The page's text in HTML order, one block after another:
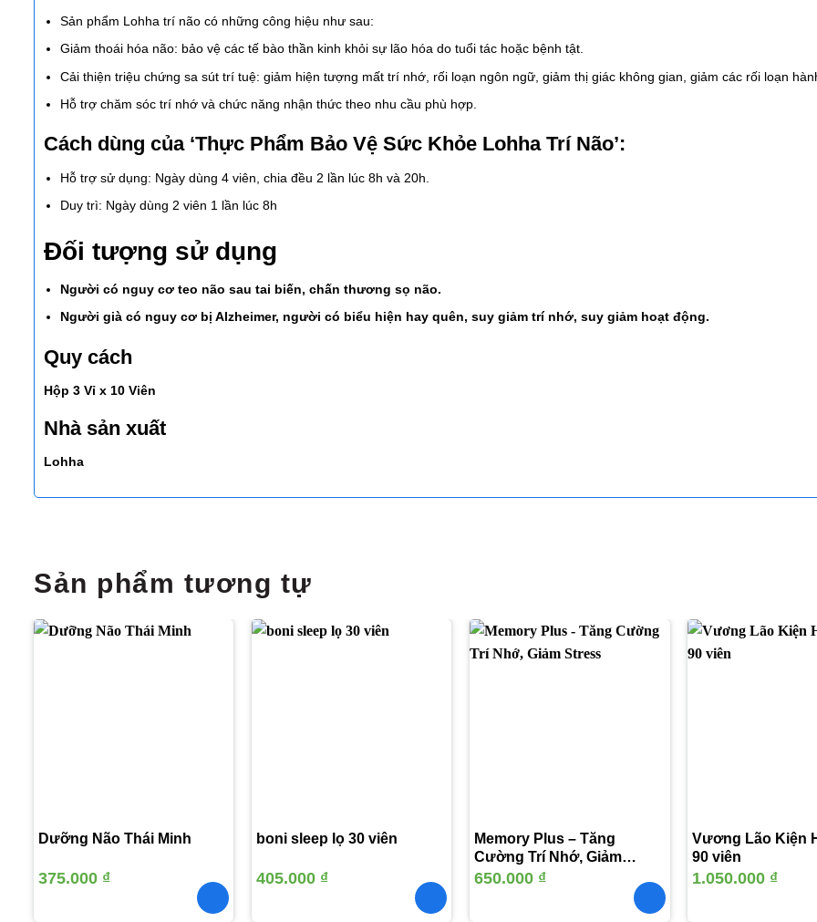
Sản phẩm Lohha trí não có những công hiệu như sau:
Giảm thoái hóa não: bảo vệ các tế bào thần kinh khỏi sự lão hóa do tuổi tác hoặc bệnh tật.
Cải thiện triệu chứng sa sút trí tuệ: giảm hiện tượng mất trí nhớ, rối loạn ngôn ngữ, giảm thị giác không gian, giảm các rối loạn
Hỗ trợ chăm sóc trí nhớ và chức năng nhận thức theo nhu cầu phù hợp.
Cách dùng của ‘Thực Phẩm Bảo Vệ Sức Khỏe Lohha Trí Não’:
Hỗ trợ sử dụng: Ngày dùng 4 viên, chia đều 2 lần lúc 8h và 20h.
Duy trì: Ngày dùng 2 viên 1 lần lúc 8h
Đối tượng sử dụng
Người có nguy cơ teo não sau tai biến, chấn thương sọ não.
Người già có nguy cơ bị Alzheimer, người có biểu hiện hay quên, suy giảm trí nhớ, suy giảm hoạt động.
Quy cách
Hộp 3 Vỉ x 10 Viên
Nhà sản xuất
Lohha
Sản phẩm tương tự
Dưỡng Não Thái Minh
375.000 ₫
boni sleep lọ 30 viên
405.000 ₫
Memory Plus – Tăng
Cường Trí Nhớ, Giảm
Stress
650.000 ₫
Vương Lão Kiện
90 viên
1.050.000 ₫